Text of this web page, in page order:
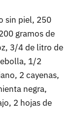
sin piel, 250
gramos de
3/4 de litro de
1/2
2 cayenas,
negra,
2 hojas de